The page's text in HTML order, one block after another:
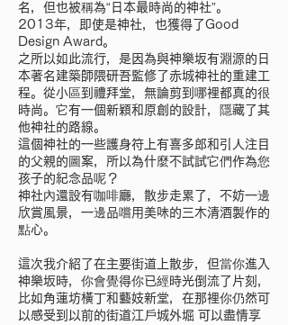
名，但也被稱為“日本最時尚的神社”。
2013年，即使是神社，也獲得了Good
Design Award。
之所以如此流行，是因為與神樂坂有淵源的日
本著名建築師隈研吾監修了赤城神社的重建工
程。從小區到禮拜堂，無論剪到哪裡都真的很
時尚。它有一個新穎和原創的設計，隱藏了其
他神社的路線。
這個神社的一些護身符上有喜多郎和引人注目
的父親的圖案，所以為什麼不試試它們作為您
孩子的紀念品呢？
神社內還設有咖啡廳，散步走累了，不妨一邊
欣賞風景，一邊品嚐用美味的三木清酒製作的
點心。
這次我介紹了在主要街道上散步，但當你進入
神樂坂時，你會覺得你已經時光倒流了片刻，
比如角蓮坊橫丁和藝妓新堂，在那裡你仍然可
以感受到以前的街道江戶城外堀 可以盡情享